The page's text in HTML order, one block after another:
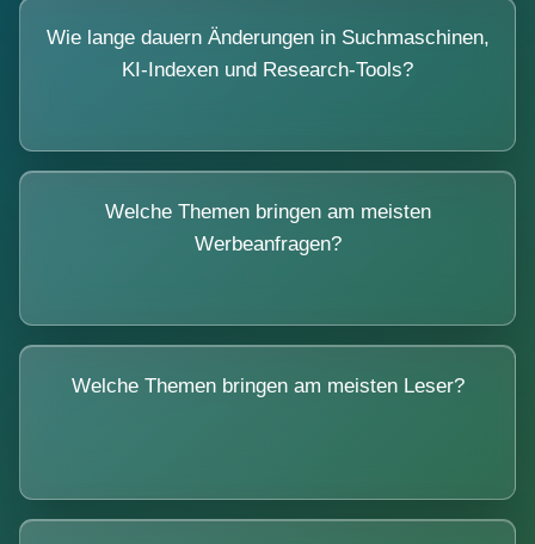
Wie lange dauern Änderungen in Suchmaschinen,
KI-Indexen und Research-Tools?
Welche Themen bringen am meisten
Werbeanfragen?
Welche Themen bringen am meisten Leser?